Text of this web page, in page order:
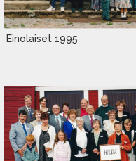
Einolaiset 1995